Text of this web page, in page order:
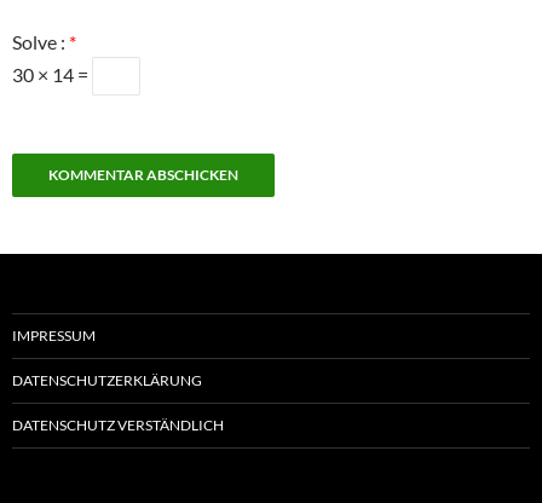
Solve : *
30 × 14 =
IMPRESSUM
DATENSCHUTZERKLÄRUNG
DATENSCHUTZ VERSTÄNDLICH